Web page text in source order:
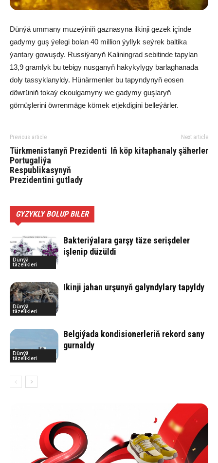
Dünýä ummany muzeýiniň gaznasyna ilkinji gezek içinde
gadymy guş ýelegi bolan 40 million ýyllyk seýrek baltika
ýantary gowuşdy. Russiýanyň Kaliningrad sebitinde tapylan
13,9 gramlyk bu tebigy nusganyň hakykylygy barlaghanada
doly tassyklanyldy. Hünärmenler bu tapyndynyň eosen
döwrüniň tokaý ekoulgamyny we gadymy guşlaryň
görnüşlerini öwrenmäge kömek etjekdigini belleýärler.
Previous article
Türkmenistanyň Prezidenti
Portugaliýa
Respublikasynyň
Prezidentini gutlady
Next article
Iň köp kitaphanaly şäherler
GYZYKLY BOLUP BILER
Dünýä
täzelikleri
Bakteriýalara garşy täze serişdeler
işlenip düzüldi
Dünýä
täzelikleri
Ikinji jahan urşunyň galyndylary tapyldy
Dünýä
täzelikleri
Belgiýada kondisionerleriň rekord sany
gurnaldy